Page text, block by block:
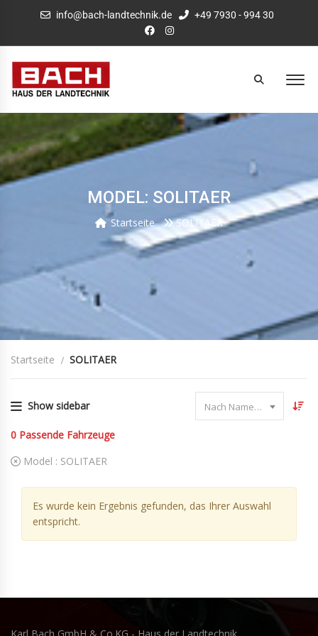
info@bach-landtechnik.de +49 7930 - 994 30
MODEL: SOLITAER
Startseite SOLITAER
Startseite SOLITAER
Show sidebar Nach Name sortieren
0 Passende Fahrzeuge
Model : SOLITAER
Es wurde kein Ergebnis gefunden, das Ihrer Auswahl
entspricht.